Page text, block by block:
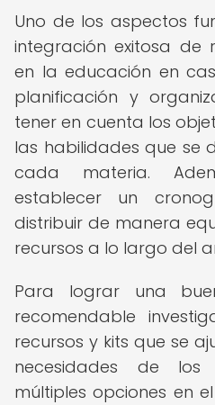
Uno de los aspectos
integración exitosa de
en la educación en
planificación y
tener en cuenta los
las habilidades que se
cada materia.
establecer un
distribuir de manera
recursos a lo largo del
Para lograr una
recomendable
recursos y kits que se
necesidades de los
múltiples opciones en